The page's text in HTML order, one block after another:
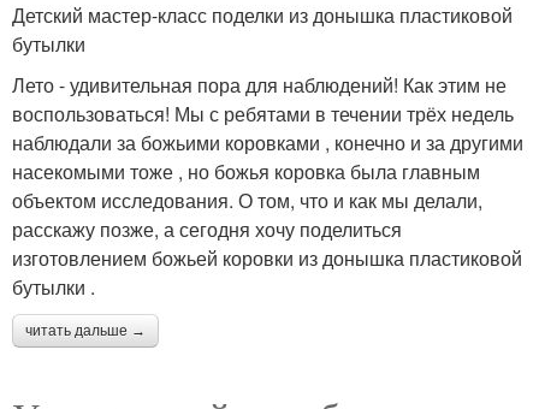
Детский мастер-класс поделки из донышка пластиковой
бутылки
Лето - удивительная пора для наблюдений! Как этим не
воспользоваться! Мы с ребятами в течении трёх недель
наблюдали за божьими коровками , конечно и за другими
насекомыми тоже , но божья коровка была главным
объектом исследования. О том, что и как мы делали,
расскажу позже, а сегодня хочу поделиться
изготовлением божьей коровки из донышка пластиковой
бутылки .
читать дальше →